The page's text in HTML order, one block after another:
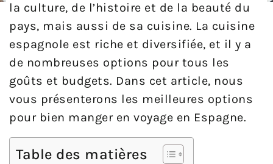
la culture, de l’histoire et de la beauté du
pays, mais aussi de sa cuisine. La cuisine
espagnole est riche et diversifiée, et il y a
de nombreuses options pour tous les
goûts et budgets. Dans cet article, nous
vous présenterons les meilleures options
pour bien manger en voyage en Espagne.
Table des matières